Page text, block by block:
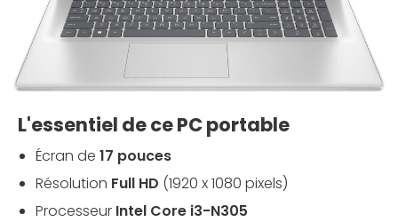
L'essentiel de ce PC portable
Écran de 17 pouces
Résolution Full HD (1920 x 1080 pixels)
Processeur Intel Core i3-N305